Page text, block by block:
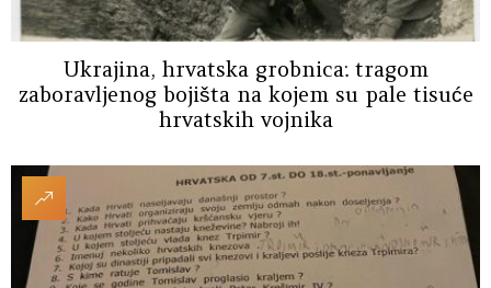
Ukrajina, hrvatska grobnica: tragom
zaboravljenog bojišta na kojem su pale tisuće
hrvatskih vojnika